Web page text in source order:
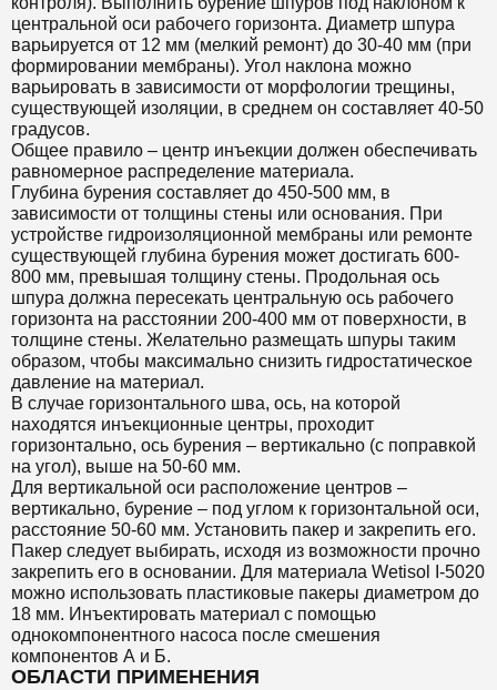
центральной оси рабочего горизонта. Диаметр шпура
варьируется от 12 мм (мелкий ремонт) до 30-40 мм (при
формировании мембраны). Угол наклона можно
варьировать в зависимости от морфологии трещины,
существующей изоляции, в среднем он составляет 40-50
градусов.
Общее правило – центр инъекции должен обеспечивать
равномерное распределение материала.
Глубина бурения составляет до 450-500 мм, в
зависимости от толщины стены или основания. При
устройстве гидроизоляционной мембраны или ремонте
существующей глубина бурения может достигать 600-
800 мм, превышая толщину стены. Продольная ось
шпура должна пересекать центральную ось рабочего
горизонта на расстоянии 200-400 мм от поверхности, в
толщине стены. Желательно размещать шпуры таким
образом, чтобы максимально снизить гидростатическое
давление на материал.
В случае горизонтального шва, ось, на которой
находятся инъекционные центры, проходит
горизонтально, ось бурения – вертикально (с поправкой
на угол), выше на 50-60 мм.
Для вертикальной оси расположение центров –
вертикально, бурение – под углом к горизонтальной оси,
расстояние 50-60 мм. Установить пакер и закрепить его.
Пакер следует выбирать, исходя из возможности прочно
закрепить его в основании. Для материала Wetisol I-5020
можно использовать пластиковые пакеры диаметром до
18 мм. Инъектировать материал с помощью
однокомпонентного насоса после смешения
компонентов А и Б.
ОБЛАСТИ ПРИМЕНЕНИЯ